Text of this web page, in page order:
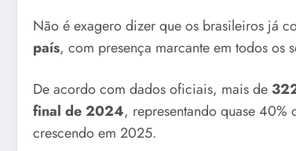
Não é exagero dizer que os brasileiros já
país, com presença marcante em todos os
De acordo com dados oficiais, mais de
final de 2024, representando quase 40%
crescendo em 2025.